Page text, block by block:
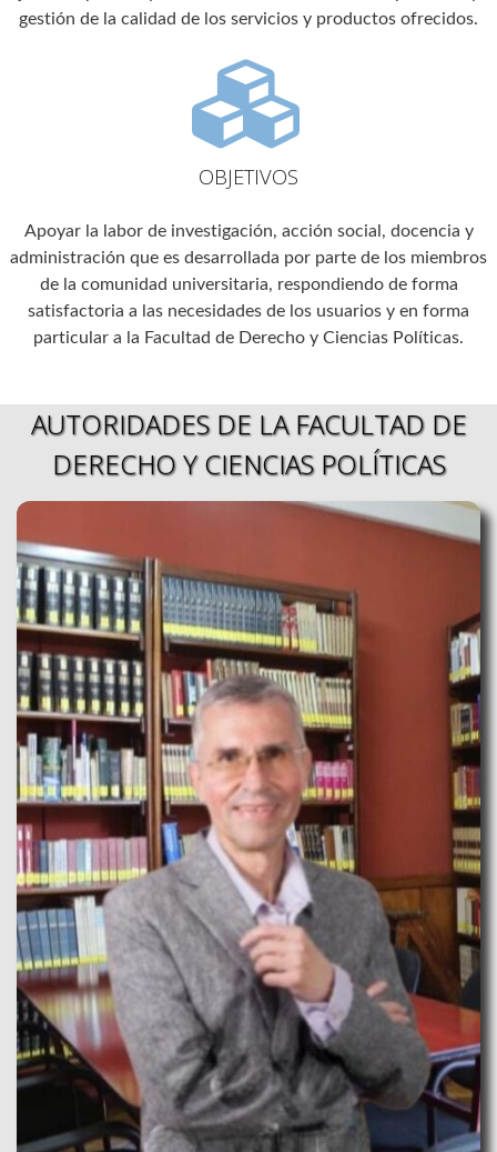
gestión de la calidad de los servicios y productos ofrecidos.
OBJETIVOS
Apoyar la labor de investigación, acción social, docencia y
administración que es desarrollada por parte de los miembros
de la comunidad universitaria, respondiendo de forma
satisfactoria a las necesidades de los usuarios y en forma
particular a la Facultad de Derecho y Ciencias Políticas.
AUTORIDADES DE LA FACULTAD DE
DERECHO Y CIENCIAS POLÍTICAS